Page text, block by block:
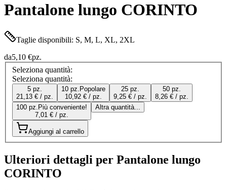
Pantalone lungo CORINTO
Taglie disponibili: S, M, L, XL, 2XL
da5,10 €pz.
Seleziona quantità:
Seleziona quantità:
5 pz.
21,13 € / pz.
10 pz. Popolare
10,92 € / pz.
25 pz.
9,25 € / pz.
50 pz.
8,26 € / pz.
100 pz. Più conveniente!
7,01 € / pz.
Altra quantità...
Aggiungi al carrello
Ulteriori dettagli per Pantalone lungo
CORINTO